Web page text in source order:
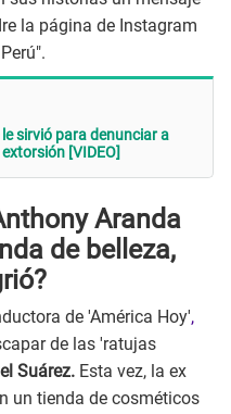
la página de Instagram
sirvió para denunciar a
[VIDEO]
Aranda
de belleza,
de 'América Hoy',
de las 'ratujas
Suárez. Esta vez, la ex
un tienda de cosméticos